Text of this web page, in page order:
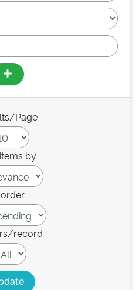
Page
by
record